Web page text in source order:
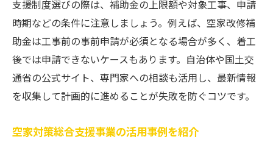
支援制度選びの際は、補助金の上限額や対象工事、申請
時期などの条件に注意しましょう。例えば、空家改修補
助金は工事前の事前申請が必須となる場合が多く、着工
後では申請できないケースもあります。自治体や国土交
通省の公式サイト、専門家への相談も活用し、最新情報
を収集して計画的に進めることが失敗を防ぐコツです。
空家対策総合支援事業の活用事例を紹介